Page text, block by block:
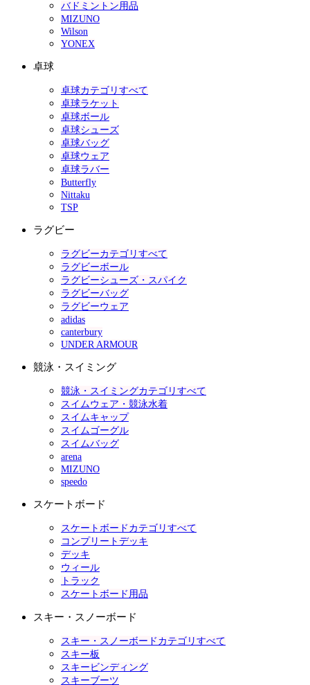
バドミントン用品
MIZUNO
Wilson
YONEX
卓球
卓球カテゴリすべて
卓球ラケット
卓球ボール
卓球シューズ
卓球バッグ
卓球ウェア
卓球ラバー
Butterfly
Nittaku
TSP
ラグビー
ラグビーカテゴリすべて
ラグビーボール
ラグビーシューズ・スパイク
ラグビーバッグ
ラグビーウェア
adidas
canterbury
UNDER ARMOUR
競泳・スイミング
競泳・スイミングカテゴリすべて
スイムウェア・競泳水着
スイムキャップ
スイムゴーグル
スイムバッグ
arena
MIZUNO
speedo
スケートボード
スケートボードカテゴリすべて
コンプリートデッキ
デッキ
ウィール
トラック
スケートボード用品
スキー・スノーボード
スキー・スノーボードカテゴリすべて
スキー板
スキービンディング
スキーブーツ